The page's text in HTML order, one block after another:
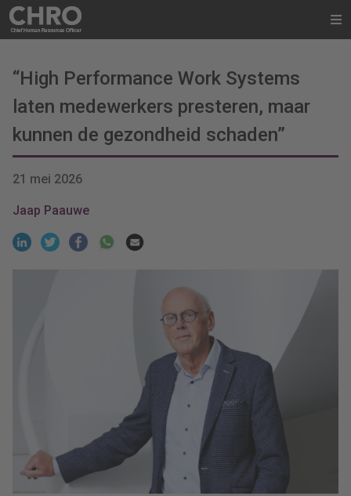
“High Performance Work Systems
laten medewerkers presteren, maar
kunnen de gezondheid schaden”
21 mei 2026
Jaap Paauwe